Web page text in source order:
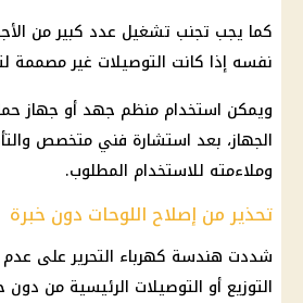
كما يجب تجنب تشغيل عدد كبير من
نفسه إذا كانت التوصيلات غير مصممة
ويمكن استخدام منظم جهد أو جهاز
الجهاز، بعد استشارة فني متخصص
وملاءمته للاستخدام المطلوب.
تحذير من إصلاح اللوحات دون خبرة
شددت هندسة كهرباء التحرير على عدم
التوزيع أو التوصيلات الرئيسية من دون